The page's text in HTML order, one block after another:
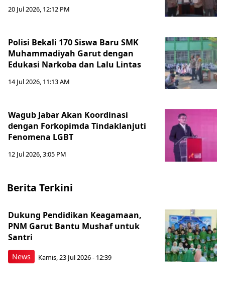
20 Jul 2026, 12:12 PM
Polisi Bekali 170 Siswa Baru SMK
Muhammadiyah Garut dengan
Edukasi Narkoba dan Lalu Lintas
14 Jul 2026, 11:13 AM
Wagub Jabar Akan Koordinasi
dengan Forkopimda Tindaklanjuti
Fenomena LGBT
12 Jul 2026, 3:05 PM
Berita Terkini
News
Dukung Pendidikan Keagamaan,
PNM Garut Bantu Mushaf untuk
Santri
Kamis, 23 Jul 2026 - 12:39